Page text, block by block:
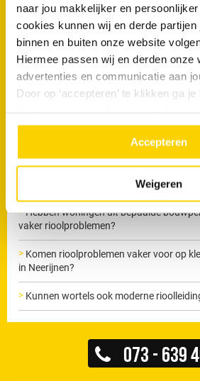
naar jou makkelijker en
cookies kunnen wij en derde
binnen en buiten onze website
Hiermee passen wij en derden onze
advertenties en communicatie aan
Door op ‘accepteren’ te klikken ga
meer over in onsprivacy beleid.
Accepteren
Weigeren
Wil je direct van je verstopping af?
Maak nu een afspraak
Veelgestelde vragen
Komen terugkerende verstoppingen
Hebben woningen uit bepaalde
vaker rioolproblemen?
Komen rioolproblemen vaker voor op
in Neerijnen?
Kunnen wortels ook moderne
073 - 639